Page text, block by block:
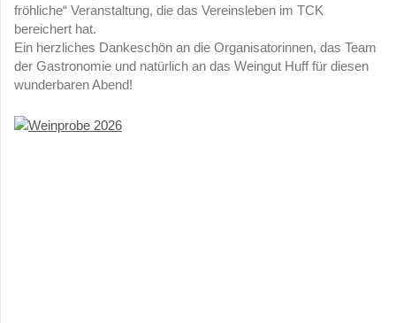
fröhliche“ Veranstaltung, die das Vereinsleben im TCK
bereichert hat.
Ein herzliches Dankeschön an die Organisatorinnen, das Team
der Gastronomie und natürlich an das Weingut Huff für diesen
wunderbaren Abend!